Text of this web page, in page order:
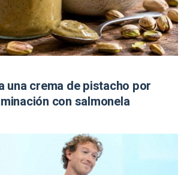
una crema de pistacho por
con salmonela